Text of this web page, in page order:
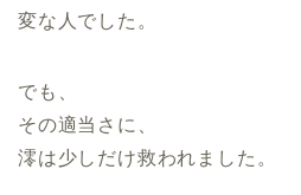
変な人でした。
でも、
その適当さに、
澪は少しだけ救われました。